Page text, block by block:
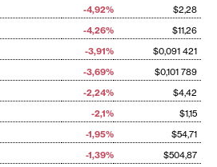
-4,92%
$2,28
-4,26%
$11,26
-3,91%
$0,091 421
-3,69%
$0,101 789
-2,24%
$4,42
-2,1%
$1,15
-1,95%
$54,71
-1,39%
$504,87